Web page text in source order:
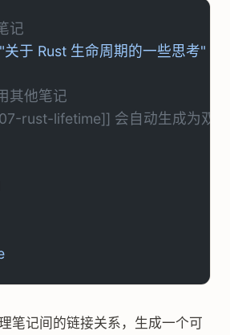
记
"关于 Rust 生命周期的一些思考"
其他笔记
rust-lifetime]] 会自动生成为双
笔记间的链接关系，生成一个可